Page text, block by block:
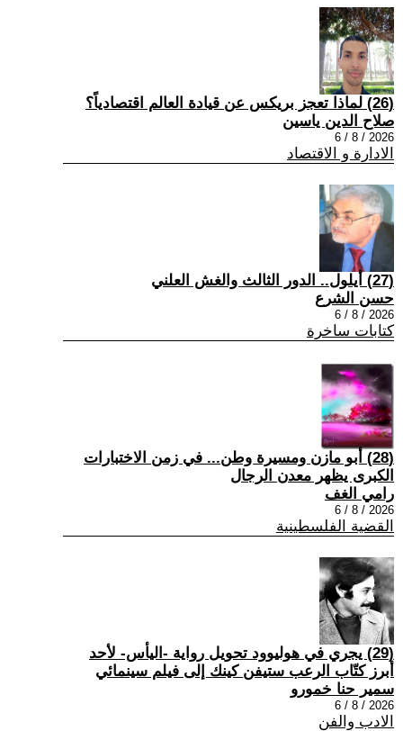
(26) لماذا تعجز بريكس عن قيادة العالم اقتصادياً؟
صلاح الدين ياسين
2026 / 8 / 6
الادارة و الاقتصاد
(27) أيلول.. الدور الثالث والغش العلني
حسن الشرع
2026 / 8 / 6
كتابات ساخرة
(28) أبو مازن ومسيرة وطن... في زمن الاختبارات
الكبرى يظهر معدن الرجال
رامي الغف
2026 / 8 / 6
القضية الفلسطينية
(29) يجري في هوليوود تحويل رواية -اليأس- لأحد
أبرز كتّاب الرعب ستيفن كينك إلى فيلم سينمائي
سمير حنا خمورو
2026 / 8 / 6
الادب والفن